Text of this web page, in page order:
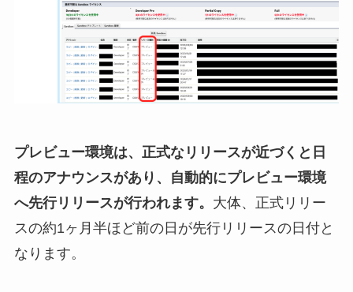
プレビュー環境は、正式なリリースが近づくと日
程のアナウンスがあり、自動的にプレビュー環境
へ先行リリースが行われます。 大体、正式リリー
スの約1ヶ月半ほど前の日が先行リリースの日付と
なります。